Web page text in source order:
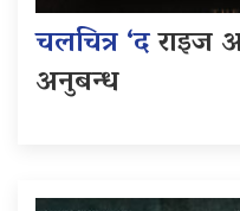
चलचित्र ‘दराइज
अनुबन्ध